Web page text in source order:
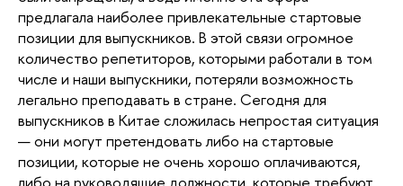
предлагала наиболее привлекательные стартовые
позиции для выпускников. В этой связи огромное
количество репетиторов, которыми работали в том
числе и наши выпускники, потеряли возможность
легально преподавать в стране. Сегодня для
выпускников в Китае сложилась непростая ситуация
— они могут претендовать либо на стартовые
позиции, которые не очень хорошо оплачиваются,